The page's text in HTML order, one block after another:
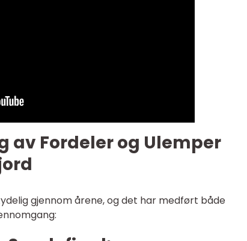
av Fordeler og Ulemper
gjennom årene, og det har medført både